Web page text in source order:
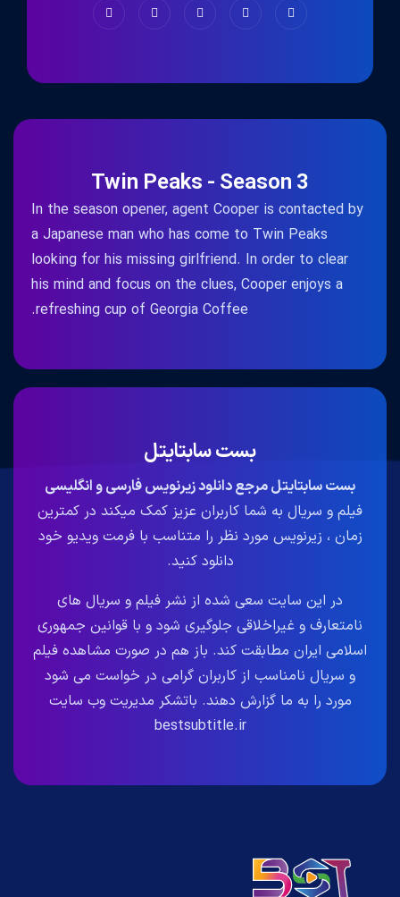
Twin Peaks - Season 3
In the season opener, agent Cooper is contacted by
a Japanese man who has come to Twin Peaks
looking for his missing girlfriend. In order to clear
his mind and focus on the clues, Cooper enjoys a
refreshing cup of Georgia Coffee.
بست سابتایتل
بست سابتایتل مرجع دانلود زیرنویس فارسی و انگلیسی
فیلم و سریال به شما کاربران عزیز کمک میکند در کمترین
زمان ، زیرنویس مورد نظر را متناسب با فرمت ویدیو خود
دانلود کنید.
در این سایت سعی شده از نشر فیلم و سریال های
نامتعارف و غیراخلاقی جلوگیری شود و با قوانین جمهوری
اسلامی ایران مطابقت کند. باز هم در صورت مشاهده فیلم
و سریال نامناسب از کاربران گرامی در خواست می شود
مورد را به ما گزارش دهند. باتشکر مدیریت وب سایت
bestsubtitle.ir